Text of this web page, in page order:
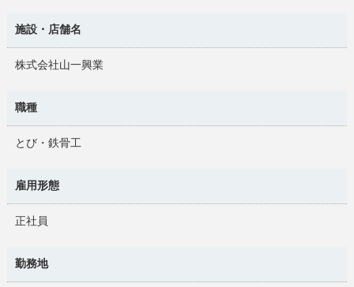
施設・店舗名
株式会社山一興業
職種
とび・鉄骨工
雇用形態
正社員
勤務地